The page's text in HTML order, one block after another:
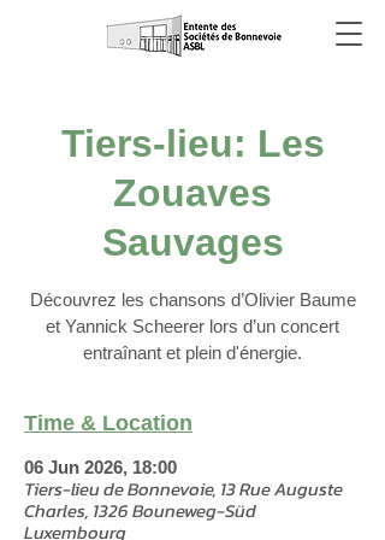
Tiers-lieu: Les
Zouaves
Sauvages
Découvrez les chansons d’Olivier Baume
et Yannick Scheerer lors d’un concert
entraînant et plein d'énergie.
Time & Location
06 Jun 2026, 18:00
Tiers-lieu de Bonnevoie, 13 Rue Auguste
Charles, 1326 Bouneweg-Süd
Luxembourg